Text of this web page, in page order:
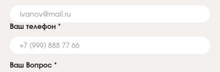
Ваш телефон *
Ваш Вопрос *